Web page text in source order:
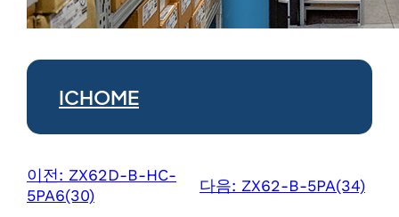
ICHOME
이전: ZX62D-B-HC-
5PA6(30)
다음: ZX62-B-5PA(34)